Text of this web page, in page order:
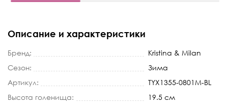
Описание и характеристики
Бренд:
Kristina & Milan
Сезон:
Зима
Артикул:
TYX1355-0801M-BL
Высота голенища:
19.5 см